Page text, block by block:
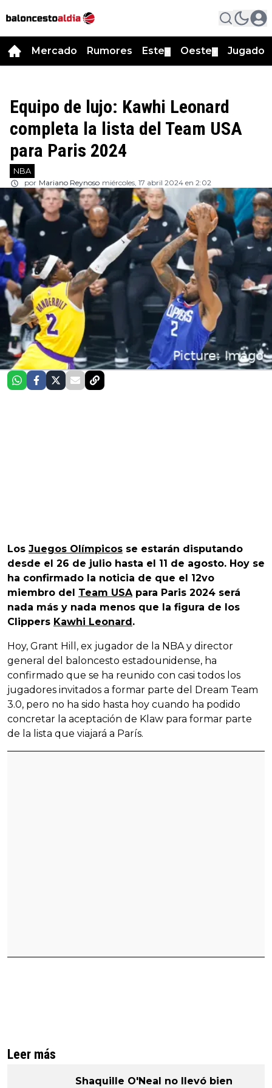
Mercado Rumores Este Oeste
Equipo de lujo: Kawhi Leonard
completa la lista del Team USA
para Paris 2024
NBA
por Mariano Reynoso miércoles, 17 abril 2024 en 2:02
Los Juegos Olímpicos se estarán disputando
desde el 26 de julio hasta el 11 de agosto. Hoy se
ha confirmado la noticia de que el 12vo
miembro del Team USA para Paris 2024 será
nada más y nada menos que la figura de los
Clippers Kawhi Leonard.
Hoy, Grant Hill, ex jugador de la NBA y director
general del baloncesto estadounidense, ha
confirmado que se ha reunido con casi todos los
jugadores invitados a formar parte del Dream Team
3.0, pero no ha sido hasta hoy cuando ha podido
concretar la aceptación de Klaw para formar parte
de la lista que viajará a París.
Leer más
Shaquille O'Neal no llevó bien